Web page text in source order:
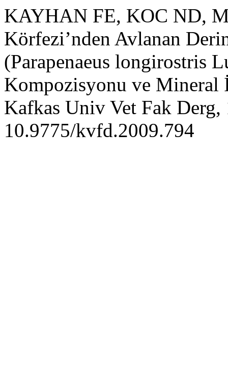
KAYHAN FE, KOC ND,
Körfezi’nden Avlanan
(Parapenaeus longirostris
Kompozisyonu ve
Kafkas Univ Vet Fak
10.9775/kvfd.2009.794